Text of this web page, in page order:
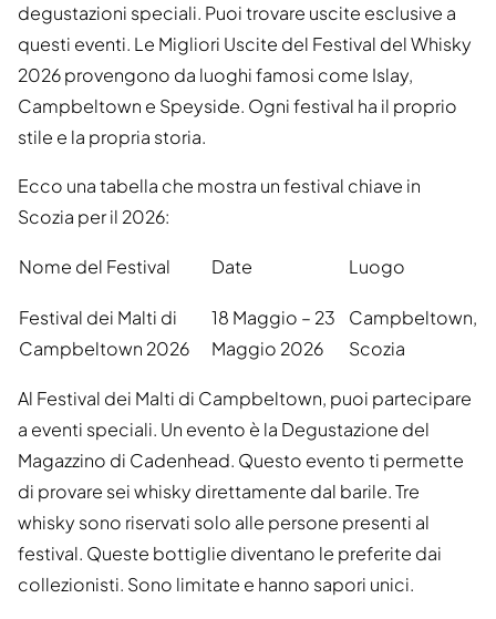
degustazioni speciali. Puoi trovare uscite esclusive a
questi eventi. Le Migliori Uscite del Festival del Whisky
2026 provengono da luoghi famosi come Islay,
Campbeltown e Speyside. Ogni festival ha il proprio
stile e la propria storia.
Ecco una tabella che mostra un festival chiave in
Scozia per il 2026:
Nome del Festival Date Luogo
Festival dei Malti di
Campbeltown 2026
18 Maggio – 23
Maggio 2026
Campbeltown,
Scozia
Al Festival dei Malti di Campbeltown, puoi partecipare
a eventi speciali. Un evento è la Degustazione del
Magazzino di Cadenhead. Questo evento ti permette
di provare sei whisky direttamente dal barile. Tre
whisky sono riservati solo alle persone presenti al
festival. Queste bottiglie diventano le preferite dai
collezionisti. Sono limitate e hanno sapori unici.